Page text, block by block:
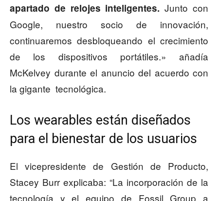
apartado de relojes inteligentes. Junto con
Google, nuestro socio de innovación,
continuaremos desbloqueando el crecimiento
de los dispositivos portátiles.» añadía
McKelvey durante el anuncio del acuerdo con
la gigante tecnológica.
Los wearables están diseñados
para el bienestar de los usuarios
El vicepresidente de Gestión de Producto,
Stacey Burr explicaba: “La incorporación de la
tecnología y el equipo de Fossil Group a